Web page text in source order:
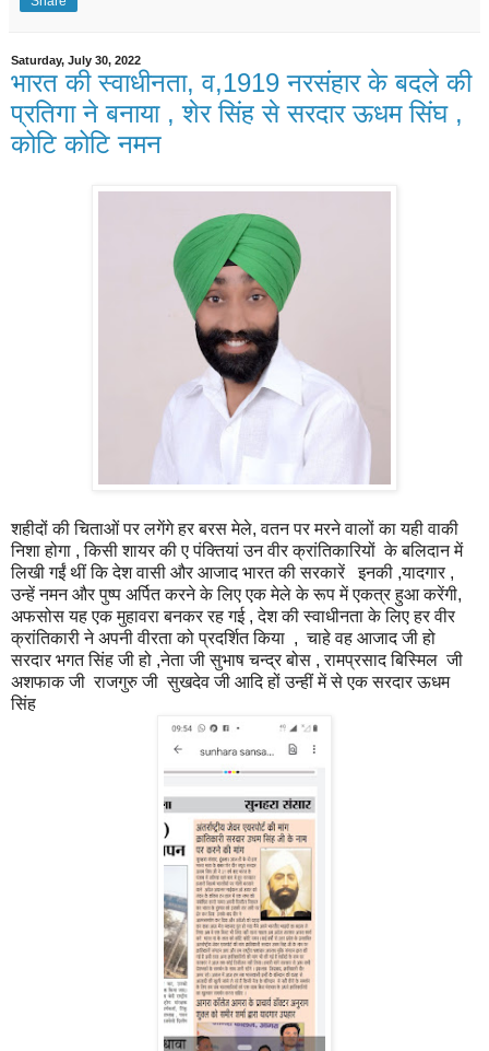
Saturday, July 30, 2022
भारत की स्वाधीनता, व,1919 नरसंहार के बदले की
प्रतिगा ने बनाया , शेर सिंह से सरदार ऊधम सिंघ ,
कोटि कोटि नमन
शहीदों की चिताओं पर लगेंगे हर बरस मेले, वतन पर मरने वालों का यही वाकी
निशा होगा , किसी शायर की ए पंक्तियां उन वीर क्रांतिकारियों के बलिदान में
लिखी गईं थीं कि देश वासी और आजाद भारत की सरकारें इनकी ,यादगार ,
उन्हें नमन और पुष्प अर्पित करने के लिए एक मेले के रूप में एकत्र हुआ करेंगी,
अफसोस यह एक मुहावरा बनकर रह गई , देश की स्वाधीनता के लिए हर वीर
क्रांतिकारी ने अपनी वीरता को प्रदर्शित किया , चाहे वह आजाद जी हो
सरदार भगत सिंह जी हो ,नेता जी सुभाष चन्द्र बोस , रामप्रसाद बिस्मिल जी
अशफाक जी राजगुरु जी सुखदेव जी आदि हों उन्हीं में से एक सरदार ऊधम
सिंह